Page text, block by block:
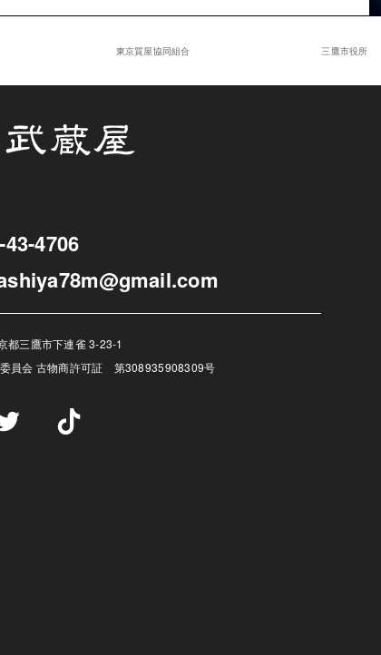
東京質屋協同組合 三鷹市役所
4706
都三鷹市下連雀 3-23-1
員会 古物商許可証 第308935908309号